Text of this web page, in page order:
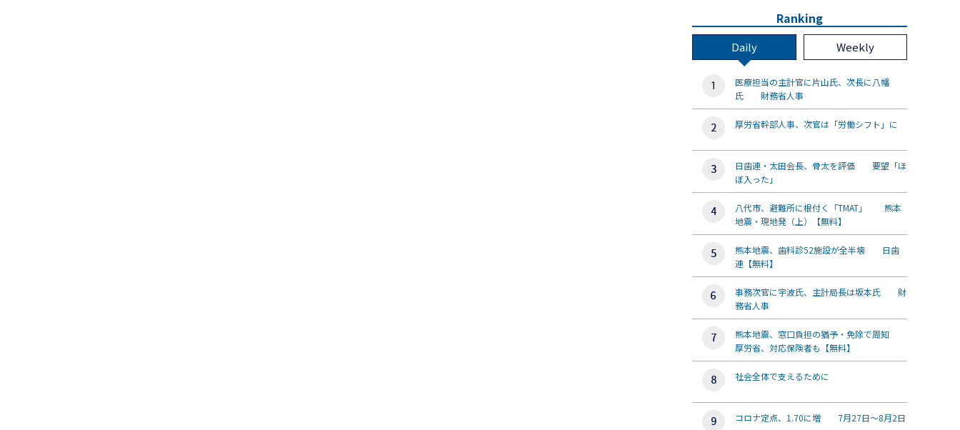
Ranking
Daily Weekly
医療担当の主計官に片山氏、次長に八幡
氏 財務省人事
厚労省幹部人事、次官は「労働シフト」に
日歯連・太田会長、骨太を評価 要望「ほ
ぼ入った」
八代市、避難所に根付く「TMAT」 熊本
地震・現地発（上）【無料】
熊本地震、歯科診52施設が全半壊 日歯
連【無料】
事務次官に宇波氏、主計局長は坂本氏 財
務省人事
熊本地震、窓口負担の猶予・免除で周知
厚労省、対応保険者も【無料】
社会全体で支えるために
コロナ定点、1.70に増 7月27日～8月2日